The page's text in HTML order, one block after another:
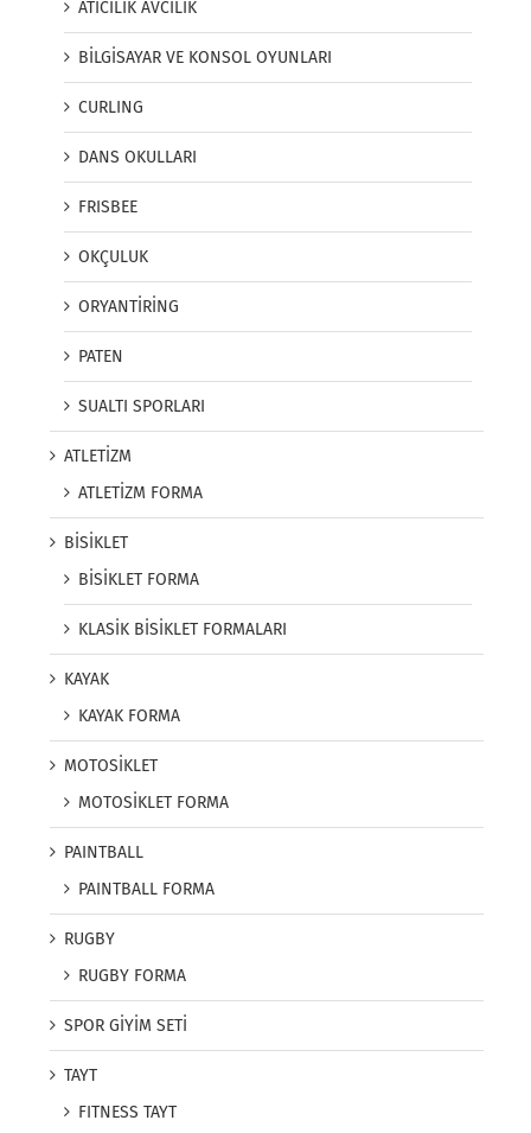
ATICILIK AVCILIK
BİLGİSAYAR VE KONSOL OYUNLARI
CURLING
DANS OKULLARI
FRISBEE
OKÇULUK
ORYANTİRİNG
PATEN
SUALTI SPORLARI
ATLETİZM
ATLETİZM FORMA
BİSİKLET
BİSİKLET FORMA
KLASİK BİSİKLET FORMALARI
KAYAK
KAYAK FORMA
MOTOSİKLET
MOTOSİKLET FORMA
PAINTBALL
PAINTBALL FORMA
RUGBY
RUGBY FORMA
SPOR GİYİM SETİ
TAYT
FITNESS TAYT